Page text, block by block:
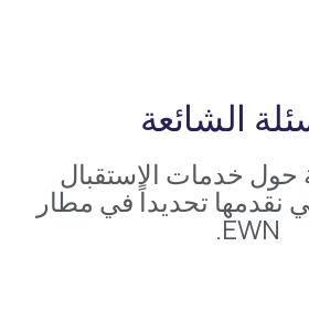
الشائعة
حول خدمات الاستقبال
نقدمها تحديداً في مطار
EWN.